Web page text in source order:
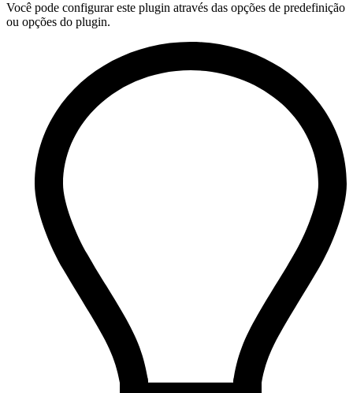
Você pode configurar este plugin através das opções de predefinição
ou opções do plugin.